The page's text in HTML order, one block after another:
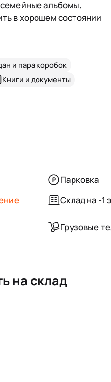
альбомы,
в хорошем состоянии
и пара коробок
Книги и документы
Парковка
Склад на -1
Грузовые
на склад